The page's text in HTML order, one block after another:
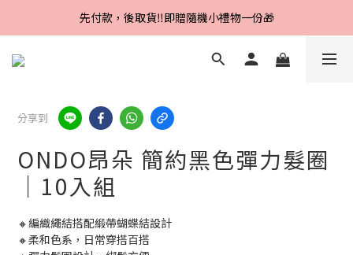
Line好友招募中，首購、回購皆贈100元
先付款，後取貨‼️即贈隨機小禮物一份🎁
Line好友招募中，首購、回購皆贈100元
分享到
ONDO昂朵 簡約黑色彈力髮圈
｜10入組
🔸編織繩結搭配緞帶蝴蝶結設計
🔸柔和色系，日常穿搭百搭